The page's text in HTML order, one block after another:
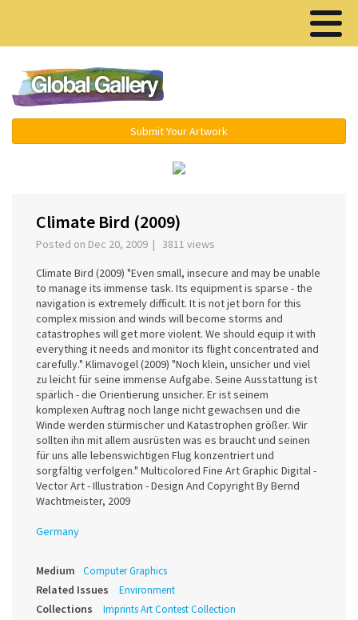
Submit Your Artwork
Climate Bird (2009)
Posted on Dec 20, 2009 | 3811 views
Climate Bird (2009) "Even small, insecure and may be unable
to manage its immense task. Its equipment is sparse - the
navigation is extremely difficult. It is not jet born for this
complex mission and winds will become storms and
catastrophes will get more violent. We should equip it with
everything it needs and monitor its flight concentrated and
carefully." Klimavogel (2009) "Noch klein, unsicher und viel
zu leicht für seine immense Aufgabe. Seine Ausstattung ist
spärlich - die Orientierung unsicher. Er ist seinem
komplexen Auftrag noch lange nicht gewachsen und die
Winde werden stürmischer und Katastrophen größer. Wir
sollten ihn mit allem ausrüsten was es braucht und seinen
für uns alle lebenswichtigen Flug konzentriert und
sorgfältig verfolgen." Multicolored Fine Art Graphic Digital -
Vector Art - Illustration - Design And Copyright By Bernd
Wachtmeister, 2009
Germany
Medium Computer Graphics
Related Issues Environment
Collections Imprints Art Contest Collection